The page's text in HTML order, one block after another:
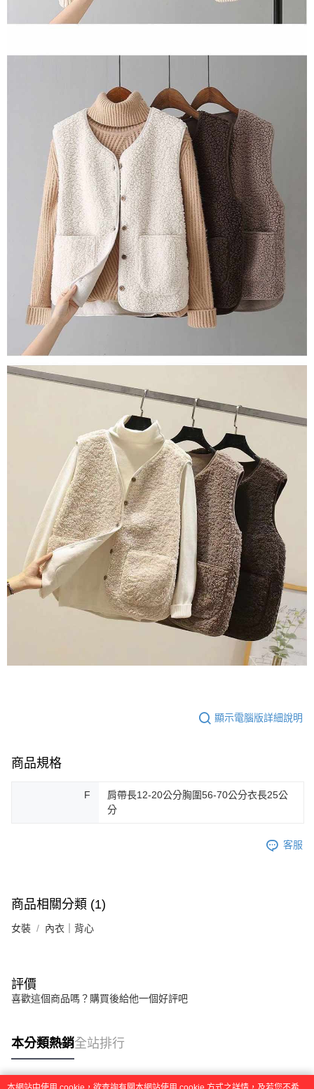
顯示電腦版詳細說明
商品規格
F
肩帶長12-20公分胸圍56-70公分衣長25公
分
客服
商品相關分類 (1)
女裝 內衣｜背心
評價
喜歡這個商品嗎？購買後給他一個好評吧
本分類熱銷全站排行